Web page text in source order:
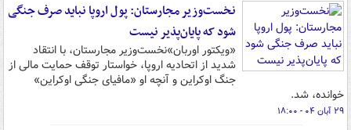
نخست‌وزیر مجارستان: پول اروپا نباید صرف جنگی
شود که پایان‌پذیر نیست
«ویکتور اوربان»نخست‌وزیر مجارستان، با انتقاد
شدید از اتحادیه اروپا، خواستار توقف حمایت مالی از
جنگ اوکراین و آنچه او «مافیای جنگی اوکراین»
خوانده، شد.
۲۹ آبان ۰۴ - ۱۸:۰۰